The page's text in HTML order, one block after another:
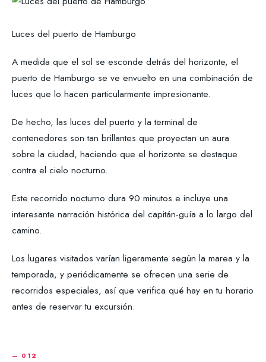
Luces del puerto de Hamburgo
A medida que el sol se esconde detrás del horizonte, el
puerto de Hamburgo se ve envuelto en una combinación de
luces que lo hacen particularmente impresionante.
De hecho, las luces del puerto y la terminal de
contenedores son tan brillantes que proyectan un aura
sobre la ciudad, haciendo que el horizonte se destaque
contra el cielo nocturno.
Este recorrido nocturno dura 90 minutos e incluye una
interesante narración histórica del capitán-guía a lo largo del
camino.
Los lugares visitados varían ligeramente según la marea y la
temporada, y periódicamente se ofrecen una serie de
recorridos especiales, así que verifica qué hay en tu horario
antes de reservar tu excursión.